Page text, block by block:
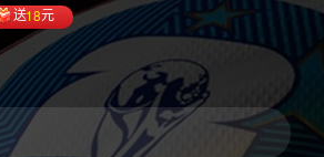
送18元